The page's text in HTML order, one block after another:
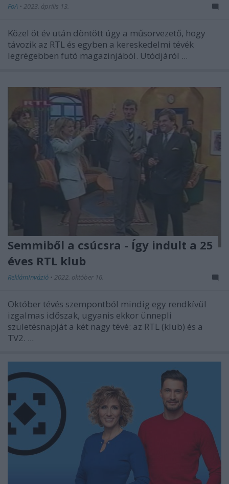
FoA • 2023. április 13.
Közel öt év után döntött úgy a műsorvezető, hogy
távozik az RTL és egyben a kereskedelmi tévék
legrégebben futó magazinjából. Utódjáról ...
Semmiből a csúcsra - Így indult a 25
éves RTL klub
ReklámInvázió • 2022. október 16.
Október tévés szempontból mindig egy rendkívül
izgalmas időszak, ugyanis ekkor ünnepli
születésnapját a két nagy tévé: az RTL (klub) és a
TV2. ...